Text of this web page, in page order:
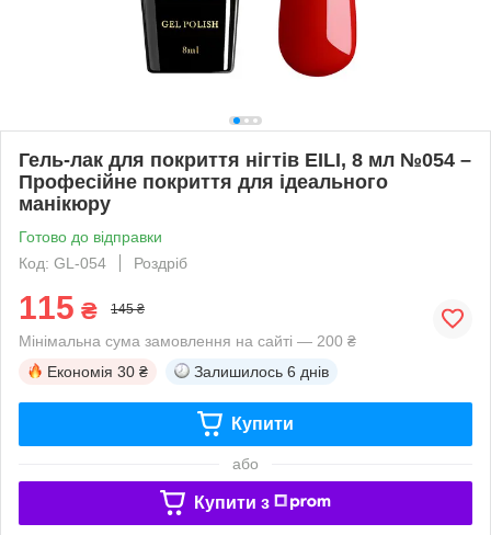
Гель-лак для покриття нігтів EILI, 8 мл №054 –
Професійне покриття для ідеального
манікюру
Готово до відправки
Код: GL-054
Роздріб
115 ₴ 145 ₴
Мінімальна сума замовлення на сайті — 200 ₴
Економія 30 ₴ Залишилось 6 днів
Купити
або
Купити з